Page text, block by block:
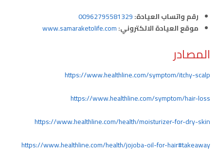
رقم واتساب العيادة:00962795581329
موقع العيادة الالكتروني:www.samaraketolife.com
المصادر
https://www.healthline.com/symptom/itchy-scalp
https://www.healthline.com/symptom/hair-loss
https://www.healthline.com/health/moisturizer-for-dry-skin
https://www.healthline.com/health/jojoba-oil-for-hair#takeaway